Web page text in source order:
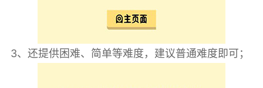
3、还提供困难、简单等难度，建议普通难度即可；